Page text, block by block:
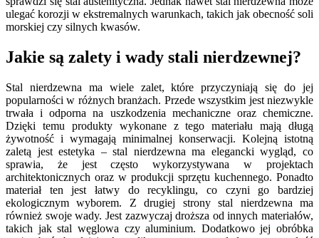
ulegać korozji w ekstremalnych warunkach, takich jak obecność soli
morskiej czy silnych kwasów.
Jakie są zalety i wady stali nierdzewnej?
Stal nierdzewna ma wiele zalet, które przyczyniają się do jej
popularności w różnych branżach. Przede wszystkim jest niezwykle
trwała i odporna na uszkodzenia mechaniczne oraz chemiczne.
Dzięki temu produkty wykonane z tego materiału mają długą
żywotność i wymagają minimalnej konserwacji. Kolejną istotną
zaletą jest estetyka – stal nierdzewna ma elegancki wygląd, co
sprawia, że jest często wykorzystywana w projektach
architektonicznych oraz w produkcji sprzętu kuchennego. Ponadto
materiał ten jest łatwy do recyklingu, co czyni go bardziej
ekologicznym wyborem. Z drugiej strony stal nierdzewna ma
również swoje wady. Jest zazwyczaj droższa od innych materiałów,
takich jak stal węglowa czy aluminium. Dodatkowo jej obróbka